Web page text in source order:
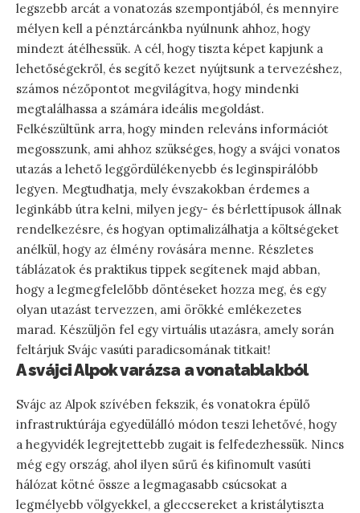
legszebb arcát a vonatozás szempontjából, és mennyire
mélyen kell a pénztárcánkba nyúlnunk ahhoz, hogy
mindezt átélhessük. A cél, hogy tiszta képet kapjunk a
lehetőségekről, és segítő kezet nyújtsunk a tervezéshez,
számos nézőpontot megvilágítva, hogy mindenki
megtalálhassa a számára ideális megoldást.
Felkészültünk arra, hogy minden releváns információt
megosszunk, ami ahhoz szükséges, hogy a svájci vonatos
utazás a lehető leggördülékenyebb és leginspirálóbb
legyen. Megtudhatja, mely évszakokban érdemes a
leginkább útra kelni, milyen jegy- és bérlettípusok állnak
rendelkezésre, és hogyan optimalizálhatja a költségeket
anélkül, hogy az élmény rovására menne. Részletes
táblázatok és praktikus tippek segítenek majd abban,
hogy a legmegfelelőbb döntéseket hozza meg, és egy
olyan utazást tervezzen, ami örökké emlékezetes
marad. Készüljön fel egy virtuális utazásra, amely során
feltárjuk Svájc vasúti paradicsomának titkait!
A svájci Alpok varázsa a vonatablakból
Svájc az Alpok szívében fekszik, és vonatokra épülő
infrastruktúrája egyedülálló módon teszi lehetővé, hogy
a hegyvidék legrejtettebb zugait is felfedezhessük. Nincs
még egy ország, ahol ilyen sűrű és kifinomult vasúti
hálózat kötné össze a legmagasabb csúcsokat a
legmélyebb völgyekkel, a gleccsereket a kristálytiszta